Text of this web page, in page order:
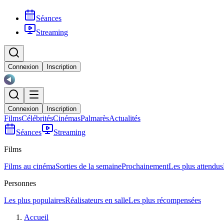
Séances
Streaming
Connexion Inscription
Connexion Inscription
FilmsCélébritésCinémasPalmarèsActualités
Séances
Streaming
Films
Films au cinémaSorties de la semaineProchainementLes plus attendus
Personnes
Les plus populairesRéalisateurs en salleLes plus récompensées
Accueil